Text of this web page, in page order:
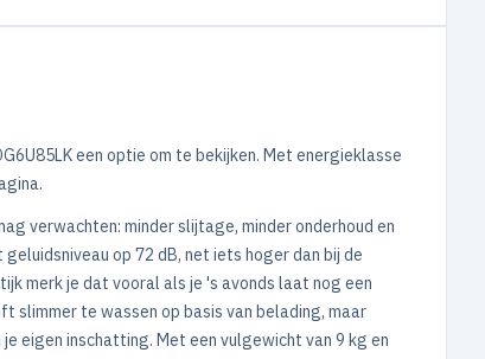
een optie om te bekijken. Met energieklasse
verwachten: minder slijtage, minder onderhoud en
op 72 dB, net iets hoger dan bij de
merk je dat vooral als je 's avonds laat nog een
slimmer te wassen op basis van belading, maar
eigen inschatting. Met een vulgewicht van 9 kg en